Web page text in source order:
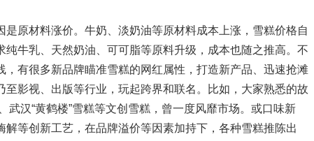
原材料涨价。牛奶、淡奶油等原材料成本上涨，雪糕价格自
纯牛乳、天然奶油、可可脂等原料升级，成本也随之推高。不
，有很多新品牌瞄准雪糕的网红属性，打造新产品、迅速抢滩
至影视、出版等行业，玩起跨界和联名。比如，大家熟悉的故
武汉“黄鹤楼”雪糕等文创雪糕，曾一度风靡市场。或口味新
等创新工艺，在品牌溢价等因素加持下，各种雪糕推陈出